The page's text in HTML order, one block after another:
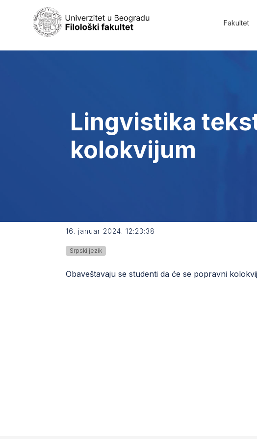
Fakultet
Lingvistika
kolokvijum
16. januar 2024. 12:23:38
Srpski jezik
Obaveštavaju se studenti da će se popravni